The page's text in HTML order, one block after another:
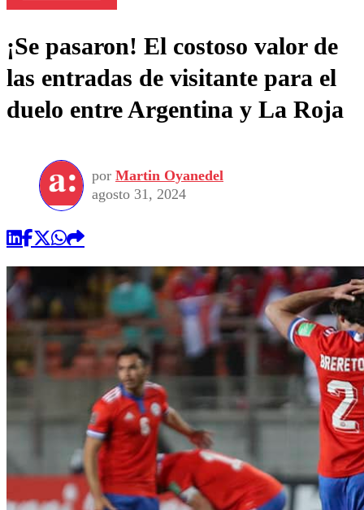
¡Se pasaron! El costoso valor de
las entradas de visitante para el
duelo entre Argentina y La Roja
por Martin Oyanedel
agosto 31, 2024